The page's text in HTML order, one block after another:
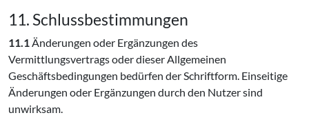
11. Schlussbestimmungen
11.1Änderungen oder Ergänzungen des
Vermittlungsvertrags oder dieser Allgemeinen
Geschäftsbedingungen bedürfen der Schriftform. Einseitige
Änderungen oder Ergänzungen durch den Nutzer sind
unwirksam.